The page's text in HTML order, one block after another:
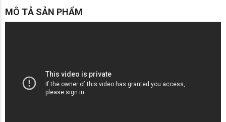
MÔ TẢ SẢN PHẨM